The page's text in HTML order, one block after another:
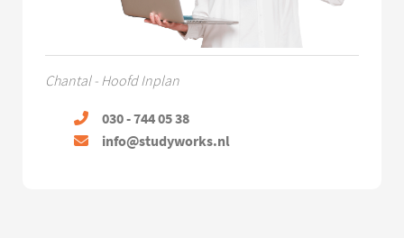
Chantal - Hoofd Inplan
030 - 744 05 38
info@studyworks.nl